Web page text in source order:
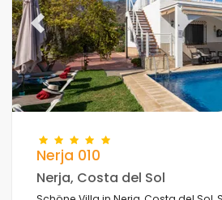
Previous
Nerja 010
Nerja, Costa del Sol